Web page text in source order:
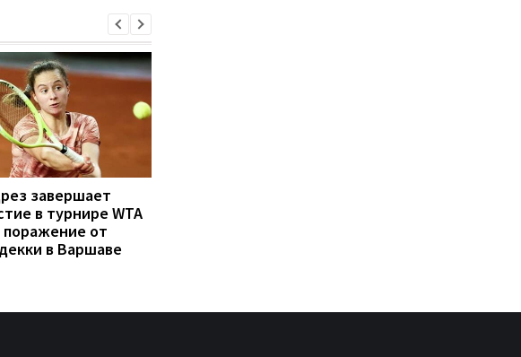
завершает
в турнире WTA
поражение от
в Варшаве